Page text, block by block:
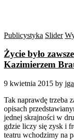
Publicystyka Slider
Życie było
Kazimierzem
9 kwietnia 2015 by
Tak naprawdę trzeba
opisach
jednej skrajności w
gdzie liczy się zysk i
teatru wchodzimy na